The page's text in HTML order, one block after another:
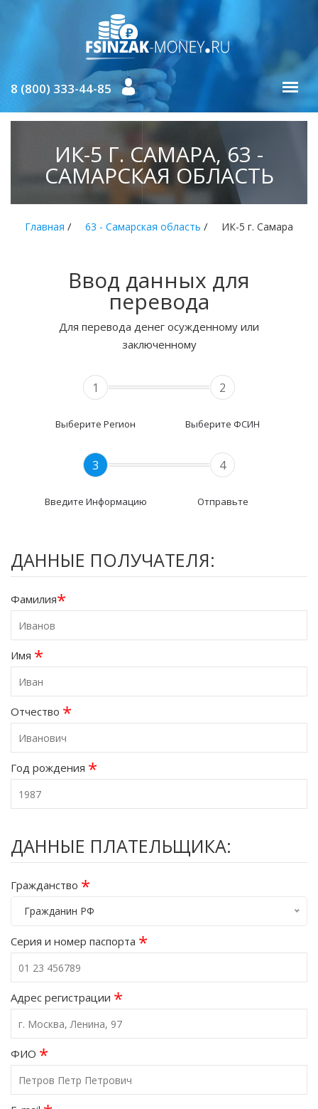
8 (800) 333-44-85
ИК-5 Г. САМАРА, 63 -
САМАРСКАЯ ОБЛАСТЬ
Главная / 63 - Самарская область / ИК-5 г. Самара
Ввод данных для
перевода
Для перевода денег осужденному или
заключенному
1
Выберите Регион
2
Выберите ФСИН
3
Введите Информацию
4
Отправьте
ДАННЫЕ ПОЛУЧАТЕЛЯ:
Фамилия*
Имя *
Отчество *
Год рождения *
ДАННЫЕ ПЛАТЕЛЬЩИКА:
Гражданство *
Гражданин РФ
Серия и номер паспорта *
Адрес регистрации *
ФИО *